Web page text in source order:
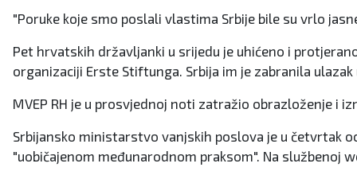
"Poruke koje smo poslali vlastima Srbije bile su vrlo
Pet hrvatskih državljanki u srijedu je uhićeno i
organizaciji Erste Stiftunga. Srbija im je zabranila
MVEP RH je u prosvjednoj noti zatražio obrazloženje i
Srbijansko ministarstvo vanjskih poslova je u četvrtak
"uobičajenom međunarodnom praksom". Na službenoj